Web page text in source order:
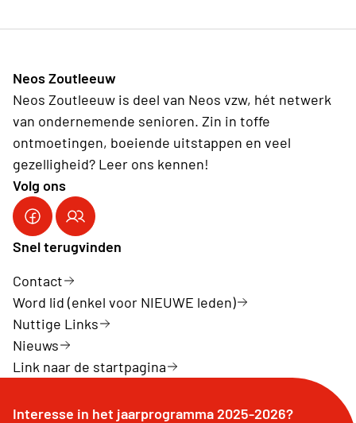
Neos Zoutleeuw
Neos Zoutleeuw is deel van Neos vzw, hét netwerk
van ondernemende senioren. Zin in toffe
ontmoetingen, boeiende uitstappen en veel
gezelligheid? Leer ons kennen!
Volg ons
Snel terugvinden
Contact
Word lid (enkel voor NIEUWE leden)
Nuttige Links
Nieuws
Link naar de startpagina
Interesse in het jaarprogramma 2025-2026?